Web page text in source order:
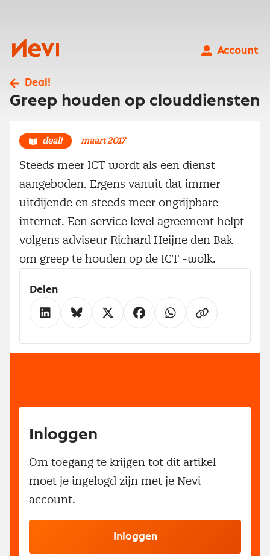
Nevi
Account
Deal!
Greep houden op clouddiensten
deal! maart 2017
Steeds meer ICT wordt als een dienst
aangeboden. Ergens vanuit dat immer
uitdijende en steeds meer ongrijpbare
internet. Een service level agreement helpt
volgens adviseur Richard Heijne den Bak
om greep te houden op de ICT -wolk.
Delen
Inloggen
Om toegang te krijgen tot dit artikel
moet je ingelogd zijn met je Nevi
account.
Inloggen